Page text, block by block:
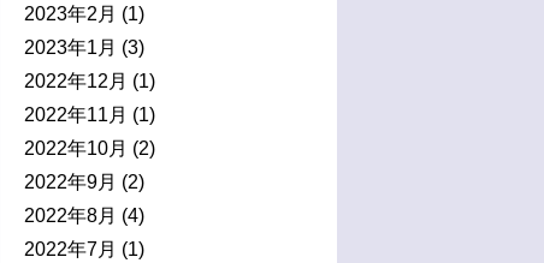
2023年2月 (1)
2023年1月 (3)
2022年12月 (1)
2022年11月 (1)
2022年10月 (2)
2022年9月 (2)
2022年8月 (4)
2022年7月 (1)